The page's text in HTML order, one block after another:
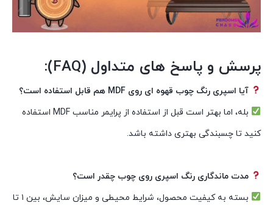
پرسش و پاسخ های متداول (FAQ):
آیا اسپری رنگ چوب قهوه ای روی MDF هم قابل استفاده است؟
بله، اما بهتر است قبل از استفاده از پرایمر مناسب MDF استفاده
کنید تا چسبندگی بهتری داشته باشد.
مدت ماندگاری رنگ اسپری روی چوب چقدر است؟
بسته به کیفیت محصول، شرایط محیطی و میزان سایش، بین ۱ تا